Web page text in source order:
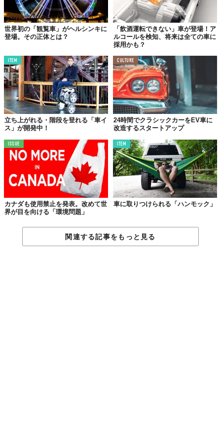
世界初の「観覧車」がヘルシンキに
登場。その正体とは？
「飲酒運転できない」車が登場！ア
ルコールを検知、将来は全ての車に
採用かも？
ITEM
立ち上がれる・階段を登れる「車イ
ス」が開発中！
CULTURE
24時間でクラシックカーをEV車に
改造するスタートアップ
ISSUE
カナダも使用禁止を発表。改めて世
界が目を向ける「環境問題」
ITEM
車に取りつけられる「ハンモック」
関連する記事をもっと見る